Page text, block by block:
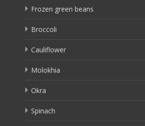
Frozen green beans
Broccoli
Cauliflower
Molokhia
Okra
Spinach